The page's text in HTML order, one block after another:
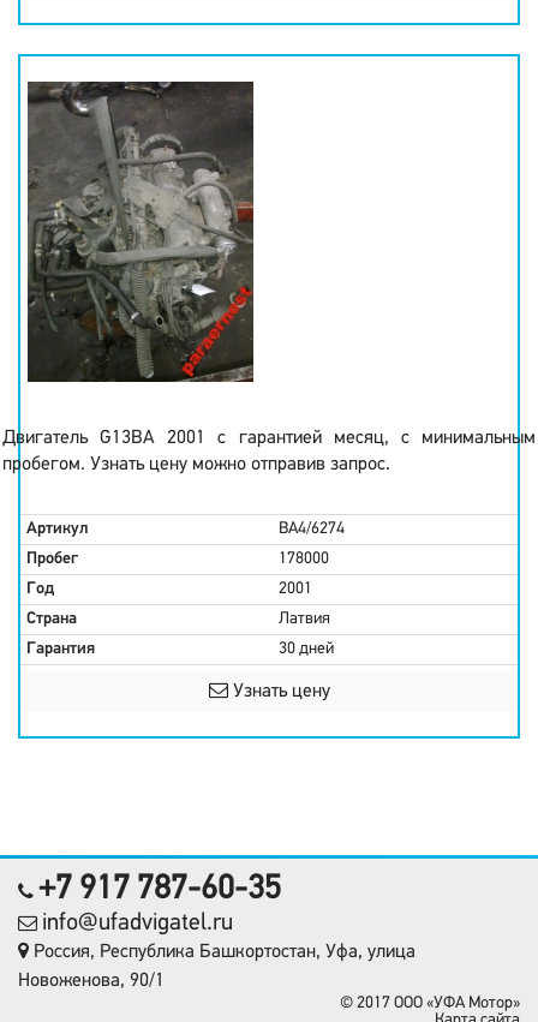
Двигатель G13BA 2001 с гарантией месяц, с минимальным
пробегом. Узнать цену можно отправив запрос.
Артикул
BA4/6274
Пробег
178000
Год
2001
Страна
Латвия
Гарантия
30 дней
Узнать цену
+7 917 787-60-35
info@ufadvigatel.ru
Россия, Республика Башкортостан, Уфа, улица
Новоженова, 90/1
© 2017 OOO «УФА Мотор»